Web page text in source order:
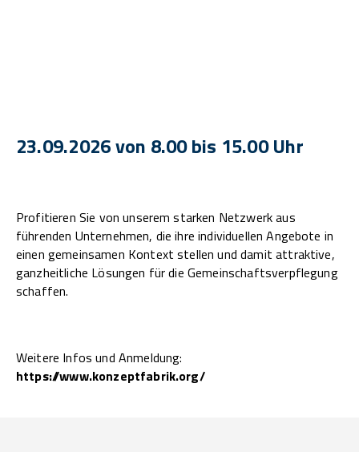
23.09.2026 von 8.00 bis 15.00 Uhr
Profitieren Sie von unserem starken Netzwerk aus
führenden Unternehmen, die ihre individuellen Angebote in
einen gemeinsamen Kontext stellen und damit attraktive,
ganzheitliche Lösungen für die Gemeinschaftsverpflegung
schaffen.
Weitere Infos und Anmeldung:
https://www.konzeptfabrik.org/